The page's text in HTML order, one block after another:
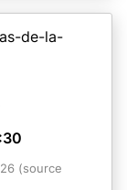
LE
JOURNÉE
les
traiter votre
de
de
de-la-
(source